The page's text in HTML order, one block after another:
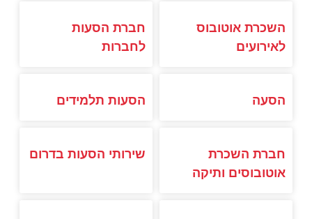
השכרת אוטובוס
לאירועים
חברת הסעות
לחברות
הסעה הסעות תלמידים
חברת השכרת
אוטובוסים ותיקה
שירותי הסעות בדרום